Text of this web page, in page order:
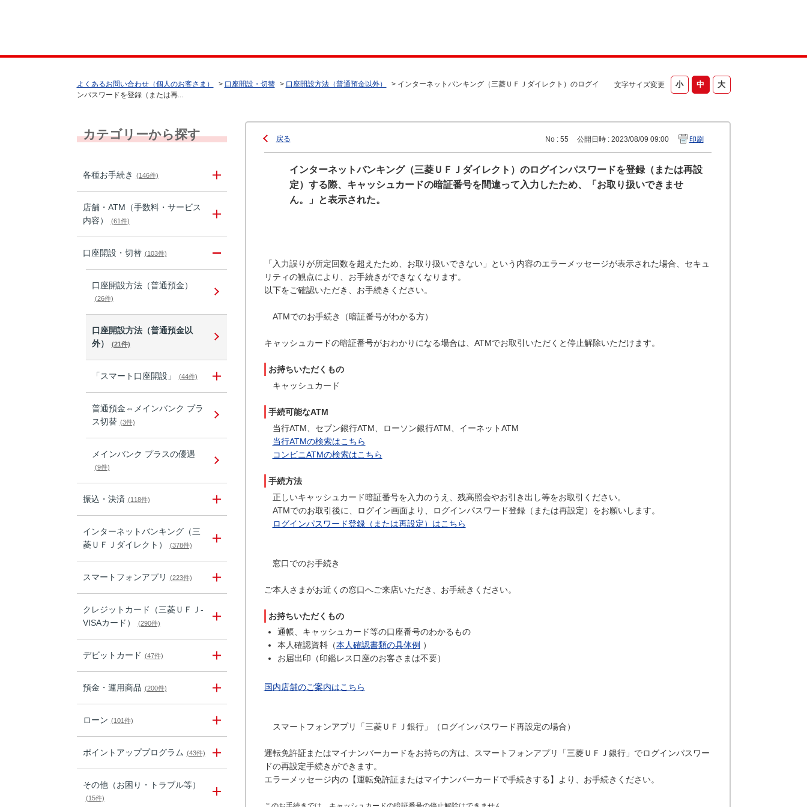
文字サイズ変更
よくあるお問い合わせ（個人のお客さま） > 口座開設・切替 > 口座開設方法（普通預金以外） > インターネットバンキング（三菱ＵＦＪダイレクト）のログイ
ンパスワードを登録（または再...
カテゴリーから探す
各種お手続き (146件)
店舗・ATM（手数料・サービス
内容）
(61件)
口座開設・切替 (103件)
口座開設方法（普通預金）
(26件)
口座開設方法（普通預金以
外）
(21件)
「スマート口座開設」 (44件)
普通預金⇔メインバンク プラ
ス切替 (3件)
メインバンク プラスの優遇
(9件)
振込・決済 (118件)
インターネットバンキング（三
菱ＵＦＪダイレクト）
(378件)
スマートフォンアプリ (223件)
クレジットカード（三菱ＵＦＪ-
VISAカード）
(290件)
デビットカード (47件)
預金・運用商品 (200件)
ローン (101件)
ポイントアッププログラム (43件)
その他（お困り・トラブル等）
(15件)
戻る No : 55 公開日時 : 2023/08/09 09:00 印刷
インターネットバンキング（三菱ＵＦＪダイレクト）のログインパスワードを登録（または再設
定）する際、キャッシュカードの暗証番号を間違って入力したため、「お取り扱いできませ
ん。」と表示された。
「入力誤りが所定回数を超えたため、お取り扱いできない」という内容のエラーメッセージが表示された場合、セキュ
リティの観点により、お手続きができなくなります。
以下をご確認いただき、お手続きください。
ATMでのお手続き（暗証番号がわかる方）
キャッシュカードの暗証番号がおわかりになる場合は、ATMでお取引いただくと停止解除いただけます。
お持ちいただくもの
キャッシュカード
手続可能なATM
当行ATM、セブン銀行ATM、ローソン銀行ATM、イーネットATM
当行ATMの検索はこちら
コンビニATMの検索はこちら
手続方法
正しいキャッシュカード暗証番号を入力のうえ、残高照会やお引き出し等をお取引ください。
ATMでのお取引後に、ログイン画面より、ログインパスワード登録（または再設定）をお願いします。
ログインパスワード登録（または再設定）はこちら
窓口でのお手続き
ご本人さまがお近くの窓口へご来店いただき、お手続きください。
お持ちいただくもの
通帳、キャッシュカード等の口座番号のわかるもの
本人確認資料（本人確認書類の具体例 ）
お届出印（印鑑レス口座のお客さまは不要）
国内店舗のご案内はこちら
スマートフォンアプリ「三菱ＵＦＪ銀行」（ログインパスワード再設定の場合）
運転免許証またはマイナンバーカードをお持ちの方は、スマートフォンアプリ「三菱ＵＦＪ銀行」でログインパスワー
ドの再設定手続きができます。
エラーメッセージ内の【運転免許証またはマイナンバーカードで手続きする】より、お手続きください。